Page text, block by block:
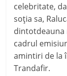
celebritate,
soția sa,
dintotdeauna
cadrul
amintiri de la
Trandafir.